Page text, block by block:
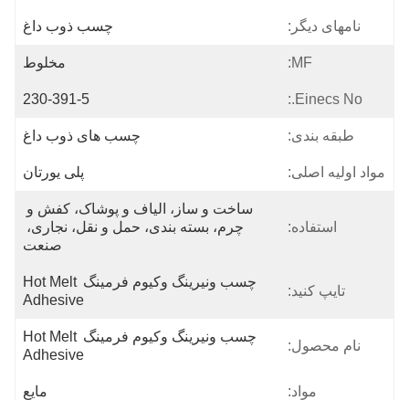
نامهای دیگر: چسب ذوب داغ
MF: مخلوط
Einecs No.:
230-391-5
طبقه بندی: چسب های ذوب داغ
مواد اولیه اصلی: پلی یورتان
استفاده:
ساخت و ساز، الیاف و پوشاک، کفش و
چرم، بسته بندی، حمل و نقل، نجاری،
صنعت
تایپ کنید:
چسب ونیرینگ وکیوم فرمینگ Hot Melt
Adhesive
نام محصول:
چسب ونیرینگ وکیوم فرمینگ Hot Melt
Adhesive
مواد: مایع